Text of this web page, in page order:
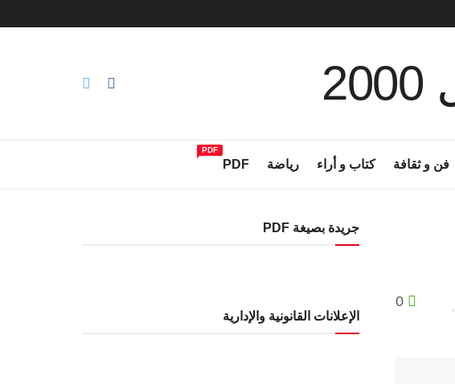
فن و ثقافة كتاب و أراء رياضة PDF
PDF
,
جريدة بصيغة PDF
الإعلانات القانونية والإدارية